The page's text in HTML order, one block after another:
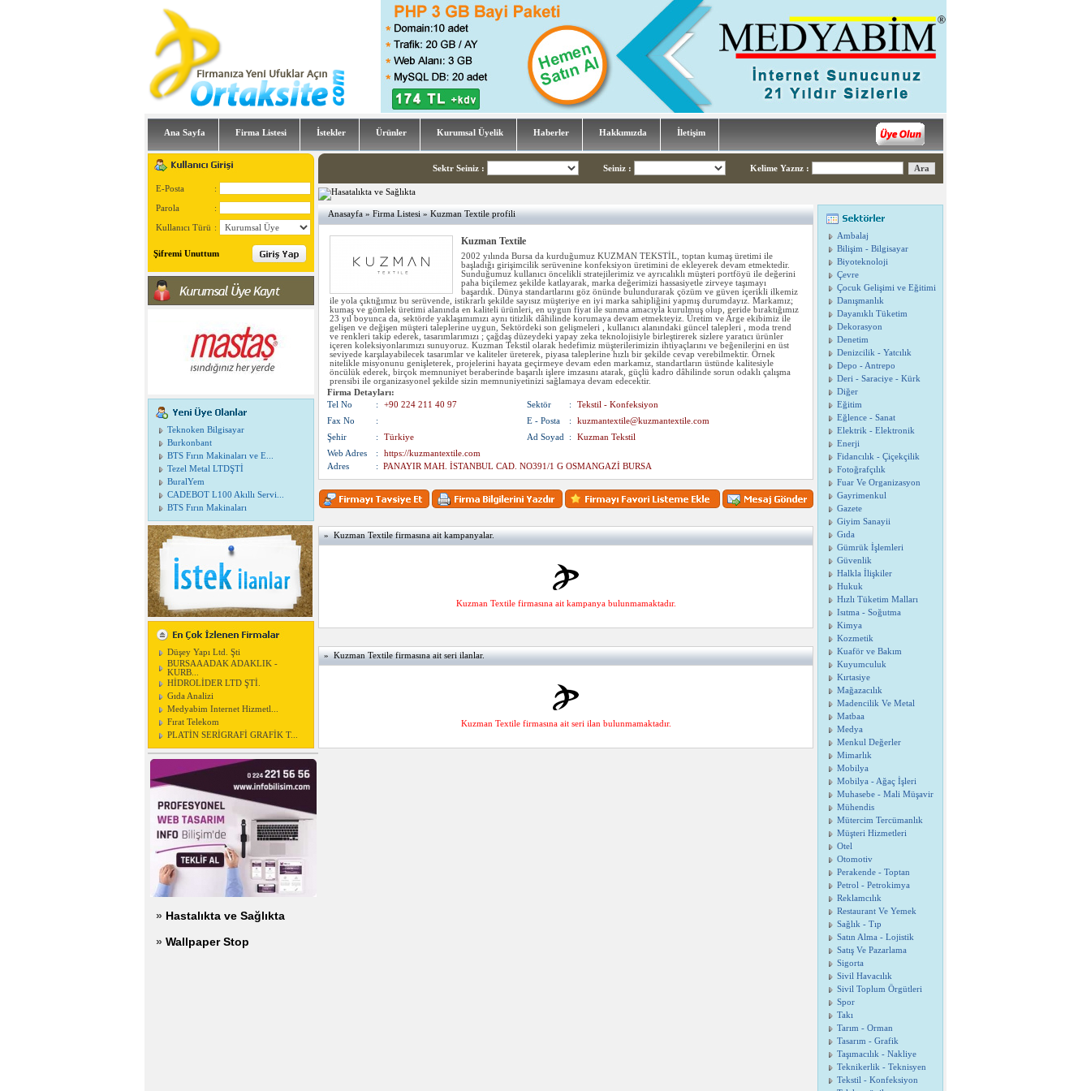
Ana Sayfa Firma Listesi İstekler Ürünler Kurumsal Üyelik Haberler Hakkımızda İletişim
E-Posta :
Parola :
Kullanıcı Türü :
Şifremi Unuttum
Teknoken Bilgisayar
Burkonbant
BTS Fırın Makinaları ve E...
Tezel Metal LTDŞTİ
BuralYem
CADEBOT L100 Akıllı Servi...
BTS Fırın Makinaları
Düşey Yapı Ltd. Şti
BURSAAADAK ADAKLIK -
KURB...
HİDROLİDER LTD ŞTİ.
Gıda Analizi
Medyabim Internet Hizmetl...
Fırat Telekom
PLATİN SERİGRAFİ GRAFİK T...
» Hastalıkta ve Sağlıkta
» Wallpaper Stop
Sektr Seiniz : Seiniz : Kelime Yaznz :
Anasayfa»Firma Listesi» Kuzman Textile profili
Kuzman Textile
2002 yılında Bursa da kurduğumuz KUZMAN TEKSTİL, toptan kumaş üretimi ile
başladığı girişimcilik serüvenine konfeksiyon üretimini de ekleyerek devam etmektedir.
Sunduğumuz kullanıcı öncelikli stratejilerimiz ve ayrıcalıklı müşteri portföyü ile değerini
paha biçilemez şekilde katlayarak, marka değerimizi hassasiyetle zirveye taşımayı
başardık. Dünya standartlarını göz önünde bulundurarak çözüm ve güven içerikli ilkemiz
ile yola çıktığımız bu serüvende, istikrarlı şekilde sayısız müşteriye en iyi marka sahipliğini yapmış durumdayız. Markamız;
kumaş ve gömlek üretimi alanında en kaliteli ürünleri, en uygun fiyat ile sunma amacıyla kurulmuş olup, geride bıraktığımız
23 yıl boyunca da, sektörde yaklaşımımızı aynı titizlik dâhilinde korumaya devam etmekteyiz. Üretim ve Arge ekibimiz ile
gelişen ve değişen müşteri taleplerine uygun, Sektördeki son gelişmeleri , kullanıcı alanındaki güncel talepleri , moda trend
ve renkleri takip ederek, tasarımlarımızı ; çağdaş düzeydeki yapay zeka teknolojisiyle birleştirerek sizlere yaratıcı ürünler
içeren koleksiyonlarımızı sunuyoruz. Kuzman Tekstil olarak hedefimiz müşterilerimizin ihtiyaçlarını ve beğenilerini en üst
seviyede karşılayabilecek tasarımlar ve kaliteler üreterek, piyasa taleplerine hızlı bir şekilde cevap verebilmektir. Örnek
nitelikle misyonunu genişleterek, projelerini hayata geçirmeye devam eden markamız, standartların üstünde kalitesiyle
öncülük ederek, birçok memnuniyet beraberinde başarılı işlere imzasını atarak, güçlü kadro dâhilinde sorun odaklı çalışma
prensibi ile organizasyonel şekilde sizin memnuniyetinizi sağlamaya devam edecektir.
Firma Detayları:
Tel No
: +90 224 211 40 97 Sektör :
Tekstil - Konfeksiyon
Fax No
: E - Posta :
kuzmantextile@kuzmantextile.com
Şehir
: Türkiye Ad Soyad :
Kuzman Tekstil
Web Adres
:
https://kuzmantextile.com
Adres
: PANAYIR MAH. İSTANBUL CAD. NO391/1 G OSMANGAZİ BURSA
» Kuzman Textile firmasına ait kampanyalar.
Kuzman Textile firmasına ait kampanya bulunmamaktadır.
» Kuzman Textile firmasına ait seri ilanlar.
Kuzman Textile firmasına ait seri ilan bulunmamaktadır.
Ambalaj
Bilişim - Bilgisayar
Biyoteknoloji
Çevre
Çocuk Gelişimi ve Eğitimi
Danışmanlık
Dayanıklı Tüketim
Dekorasyon
Denetim
Denizcilik - Yatcılık
Depo - Antrepo
Deri - Saraciye - Kürk
Diğer
Eğitim
Eğlence - Sanat
Elektrik - Elektronik
Enerji
Fidancılık - Çiçekçilik
Fotoğrafçılık
Fuar Ve Organizasyon
Gayrimenkul
Gazete
Giyim Sanayii
Gıda
Gümrük İşlemleri
Güvenlik
Halkla İlişkiler
Hukuk
Hızlı Tüketim Malları
Isıtma - Soğutma
Kimya
Kozmetik
Kuaför ve Bakım
Kuyumculuk
Kırtasiye
Mağazacılık
Madencilik Ve Metal
Matbaa
Medya
Menkul Değerler
Mimarlık
Mobilya
Mobilya - Ağaç İşleri
Muhasebe - Mali Müşavir
Mühendis
Mütercim Tercümanlık
Müşteri Hizmetleri
Otel
Otomotiv
Perakende - Toptan
Petrol - Petrokimya
Reklamcılık
Restaurant Ve Yemek
Sağlık - Tıp
Satın Alma - Lojistik
Satış Ve Pazarlama
Sigorta
Sivil Havacılık
Sivil Toplum Örgütleri
Spor
Takı
Tarım - Orman
Tasarım - Grafik
Taşımacılık - Nakliye
Teknikerlik - Teknisyen
Tekstil - Konfeksiyon